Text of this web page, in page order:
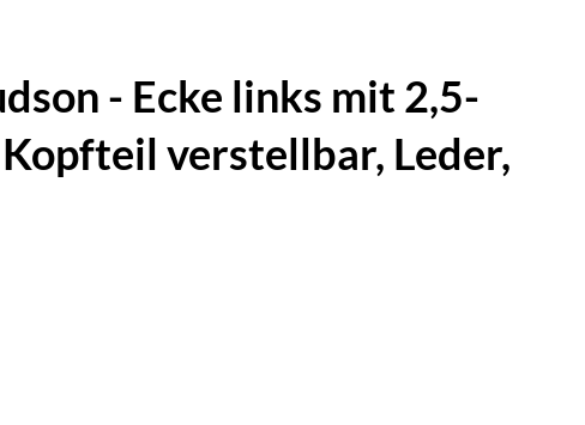
- Ecke links mit 2,5-
verstellbar, Leder,